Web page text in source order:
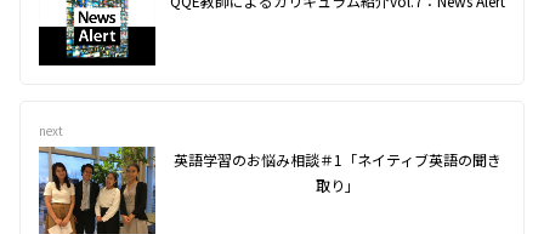
next
英語学習のお悩み相談＃1「ネイティブ英語の聞き
取り」